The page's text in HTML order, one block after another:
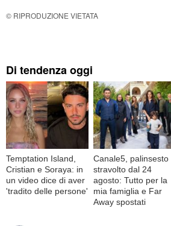
© RIPRODUZIONE VIETATA
Di tendenza oggi
Temptation Island,
Cristian e Soraya: in
un video dice di aver
'tradito delle persone'
Canale5, palinsesto
stravolto dal 24
agosto: Tutto per la
mia famiglia e Far
Away spostati